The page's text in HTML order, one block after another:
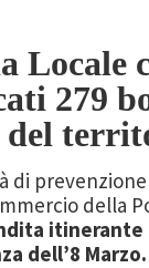
Locale
279
del
di
della
itinerante
dell’8 Marzo.